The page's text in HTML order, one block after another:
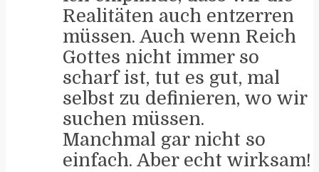
Realitäten auch entzerren
müssen. Auch wenn Reich
Gottes nicht immer so
scharf ist, tut es gut, mal
selbst zu definieren, wo wir
suchen müssen.
Manchmal gar nicht so
einfach. Aber echt wirksam!